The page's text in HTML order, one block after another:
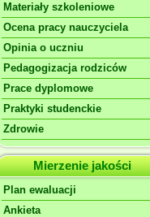
Materiały szkoleniowe
Ocena pracy nauczyciela
Opinia o uczniu
Pedagogizacja rodziców
Prace dyplomowe
Praktyki studenckie
Zdrowie
Mierzenie jakości
Plan ewaluacji
Ankieta